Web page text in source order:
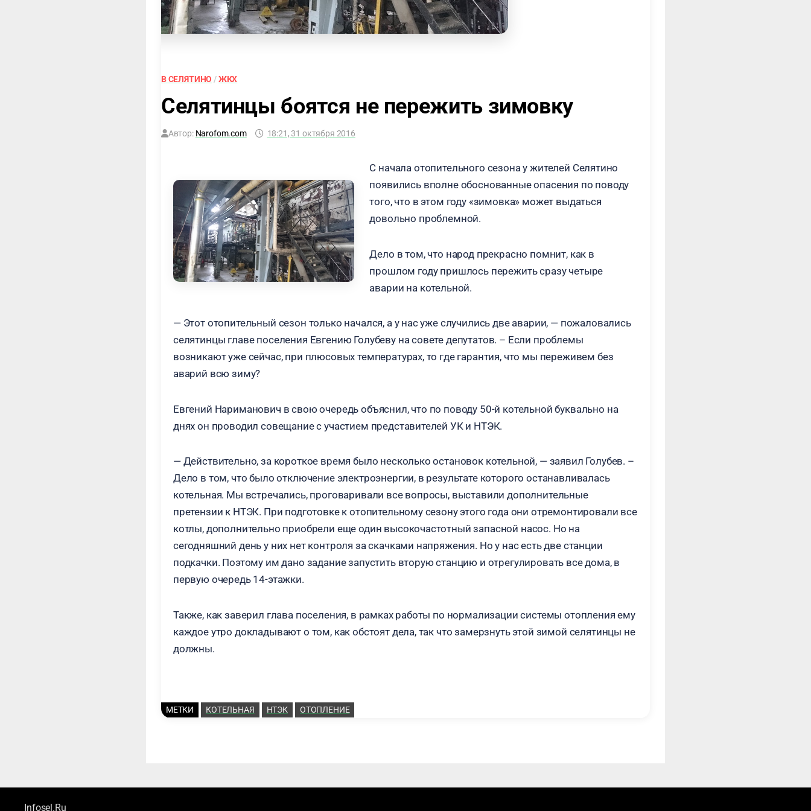
В СЕЛЯТИНО /ЖКХ
Селятинцы боятся не пережить зимовку
Автор: Narofom.com 18:21, 31 октября 2016
С начала отопительного сезона у жителей Селятино
появились вполне обоснованные опасения по поводу
того, что в этом году «зимовка» может выдаться
довольно проблемной.
Дело в том, что народ прекрасно помнит, как в
прошлом году пришлось пережить сразу четыре
аварии на котельной.
— Этот отопительный сезон только начался, а у нас уже случились две аварии, — пожаловались
селятинцы главе поселения Евгению Голубеву на совете депутатов. – Если проблемы
возникают уже сейчас, при плюсовых температурах, то где гарантия, что мы переживем без
аварий всю зиму?
Евгений Нариманович в свою очередь объяснил, что по поводу 50-й котельной буквально на
днях он проводил совещание с участием представителей УК и НТЭК.
— Действительно, за короткое время было несколько остановок котельной, — заявил Голубев. –
Дело в том, что было отключение электроэнергии, в результате которого останавливалась
котельная. Мы встречались, проговаривали все вопросы, выставили дополнительные
претензии к НТЭК. При подготовке к отопительному сезону этого года они отремонтировали все
котлы, дополнительно приобрели еще один высокочастотный запасной насос. Но на
сегодняшний день у них нет контроля за скачками напряжения. Но у нас есть две станции
подкачки. Поэтому им дано задание запустить вторую станцию и отрегулировать все дома, в
первую очередь 14-этажки.
Также, как заверил глава поселения, в рамках работы по нормализации системы отопления ему
каждое утро докладывают о том, как обстоят дела, так что замерзнуть этой зимой селятинцы не
должны.
МЕТКИ КОТЕЛЬНАЯ НТЭК ОТОПЛЕНИЕ
Infosel.Ru